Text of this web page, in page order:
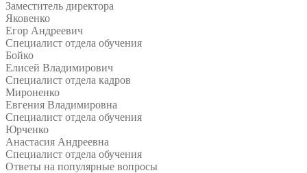
Заместитель директора
Яковенко
Егор Андреевич
Специалист отдела обучения
Бойко
Елисей Владимирович
Специалист отдела кадров
Мироненко
Евгения Владимировна
Специалист отдела обучения
Юрченко
Анастасия Андреевна
Специалист отдела обучения
Ответы на популярные вопросы